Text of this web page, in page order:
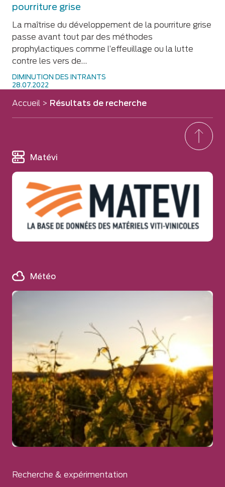
pourriture grise
DIMINUTION DES INTRANTS
28.07.2022
La maîtrise du développement de la pourriture grise
passe avant tout par des méthodes
prophylactiques comme l’effeuillage ou la lutte
contre les vers de…
Accueil > Résultats de recherche
Matévi
Météo
Recherche & expérimentation